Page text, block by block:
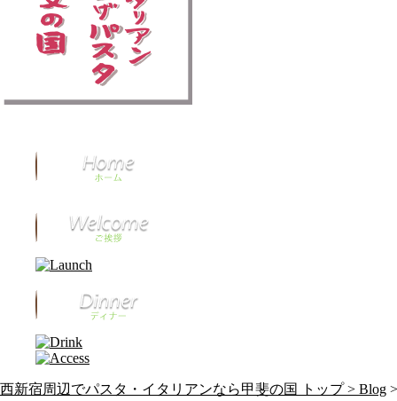
西新宿周辺でパスタ・イタリアンなら甲斐の国 トップ > Blog